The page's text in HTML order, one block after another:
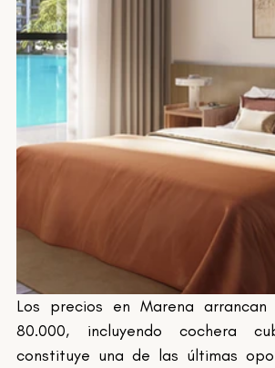
Los precios en Marena
80.000, incluyendo cochera
constituye una de las últimas